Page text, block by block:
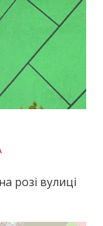
розі вулиці